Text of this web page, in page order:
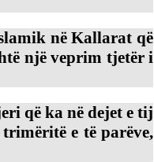
në Kallarat që
një veprim tjetër i
që ka në dejet e tij
e të parëve,